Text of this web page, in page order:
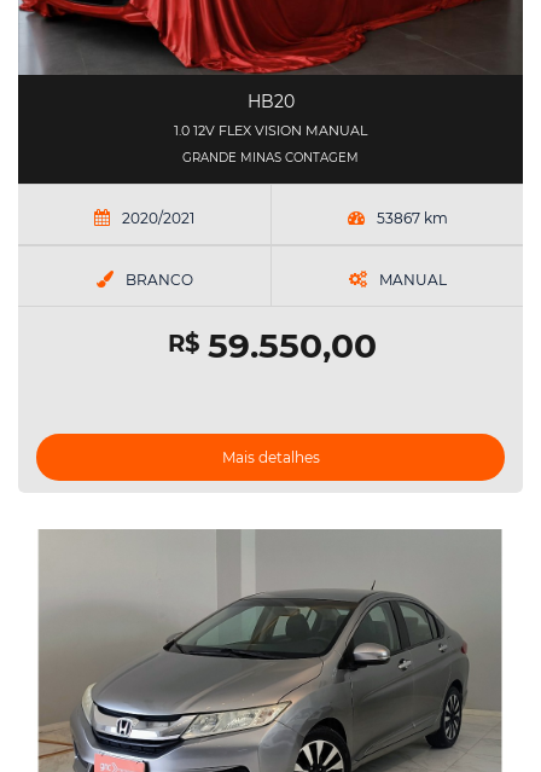
HB20
1.0 12V FLEX VISION MANUAL
GRANDE MINAS CONTAGEM
2020/2021 53867 km
BRANCO MANUAL
R$59.550,00
Mais detalhes